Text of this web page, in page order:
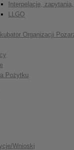
Interpelacje,
LLGO
Organizacji
Pożytku
Wnioski